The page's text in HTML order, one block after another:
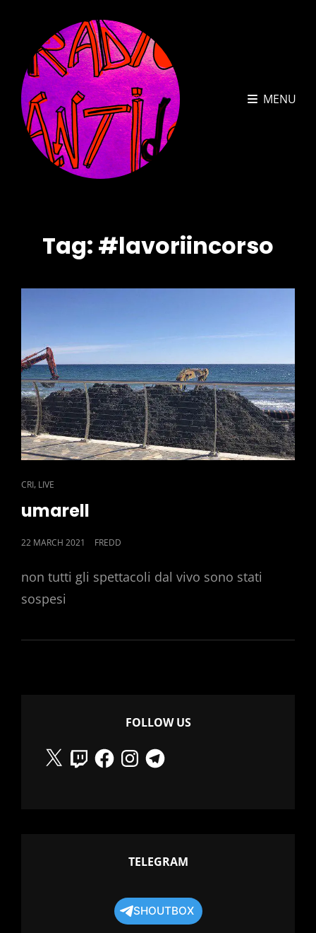
MENU
Tag: #lavoriincorso
CAT
CRI, LIVE
umarell
POSTED
22 MARCH 2021 FREDD
non tutti gli spettacoli dal vivo sono stati
sospesi
FOLLOW US
X
TwitchFacebookInstagramTelegram
TELEGRAM
SHOUTBOX